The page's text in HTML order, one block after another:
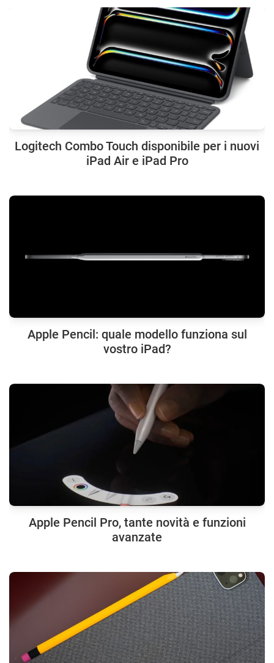
Logitech Combo Touch disponibile per i nuovi
iPad Air e iPad Pro
Apple Pencil: quale modello funziona sul
vostro iPad?
Apple Pencil Pro, tante novità e funzioni
avanzate